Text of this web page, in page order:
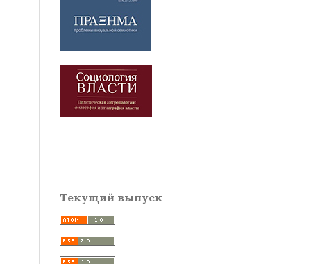
Текущий выпуск